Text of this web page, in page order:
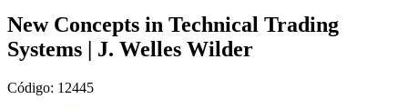
New Concepts in Technical Trading
Systems | J. Welles Wilder
Código: 12445